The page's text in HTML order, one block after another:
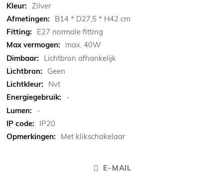
Zilver
B14 * D27,5 * H42 cm
E27 normale fitting
max. 40W
Lichtbron afhankelijk
Geen
Nvt
-
-
IP20
Met klikschakelaar
E-MAIL